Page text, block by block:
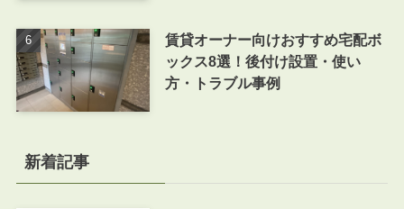
賃貸オーナー向けおすすめ宅配ボ
ックス8選！後付け設置・使い
方・トラブル事例
新着記事